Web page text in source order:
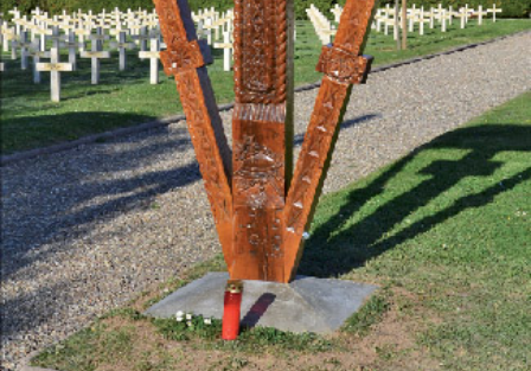
2018
2017
2016
2015
2014
2013
2012
2011
2010